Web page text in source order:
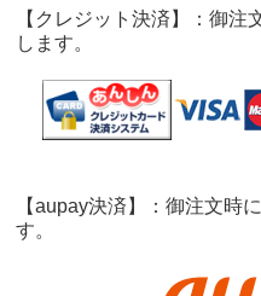
【クレジット決済】：御
します。
【aupay決済】：御注文時
す。